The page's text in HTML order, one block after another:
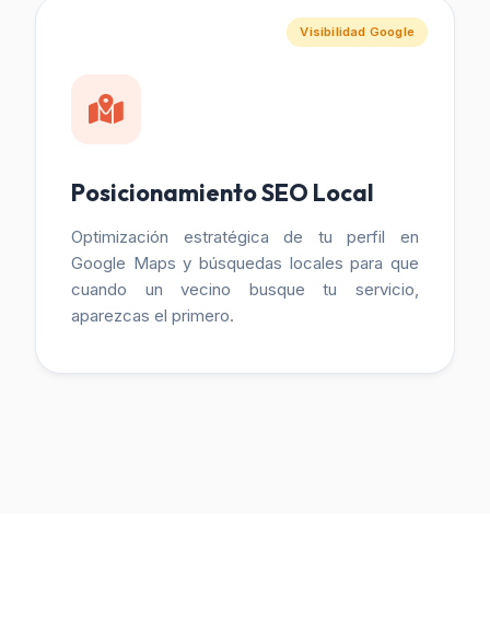
Visibilidad Google
Posicionamiento SEO Local
Optimización estratégica de tu perfil en
Google Maps y búsquedas locales para que
cuando un vecino busque tu servicio,
aparezcas el primero.